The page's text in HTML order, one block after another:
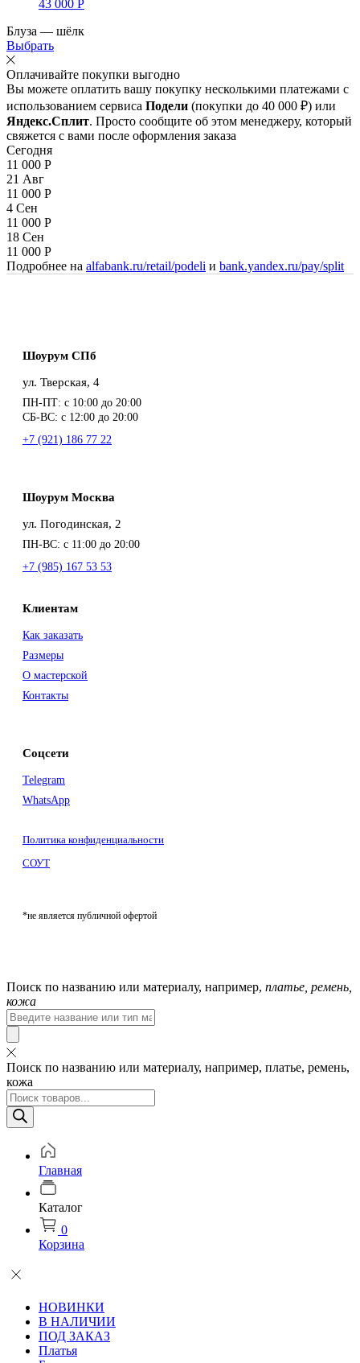
43 000 Р
Блуза — шёлк
Выбрать
Оплачивайте покупки выгодно
Вы можете оплатить вашу покупку несколькими платежами с
использованием сервиса Подели (покупки до 40 000 ₽) или
Яндекс.Сплит. Просто сообщите об этом менеджеру, который
свяжется с вами после оформления заказа
Сегодня
11 000 Р
21 Авг
11 000 Р
4 Сен
11 000 Р
18 Сен
11 000 Р
Подробнее на alfabank.ru/retail/podeli и bank.yandex.ru/pay/split
Шоурум СПб
ул. Тверская, 4
ПН-ПТ: с 10:00 до 20:00
СБ-ВС: с 12:00 до 20:00
+7 (921) 186 77 22
Шоурум Москва
ул. Погодинская, 2
ПН-ВС: с 11:00 до 20:00
+7 (985) 167 53 53
Клиентам
Как заказать
Размеры
О мастерской
Контакты
Соцсети
Telegram
WhatsApp
Политика конфиденциальности
СОУТ
*не является публичной офертой
Поиск по названию или материалу, например, платье, ремень,
кожа
Поиск:
Поиск по названию или материалу, например, платье, ремень,
кожа
Поиск
товаров
Главная
Каталог
0
Корзина
НОВИНКИ
В НАЛИЧИИ
ПОД ЗАКАЗ
Платья